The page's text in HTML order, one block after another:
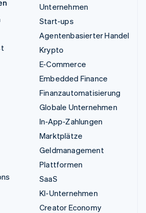
Unternehmen
Start-ups
Agentenbasierter Handel
Krypto
E-Commerce
Embedded Finance
Finanzautomatisierung
Globale Unternehmen
In-App-Zahlungen
Marktplätze
Geldmanagement
Plattformen
SaaS
KI-Unternehmen
Creator Economy